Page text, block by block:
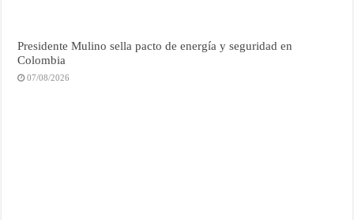
Presidente Mulino sella pacto de energía y seguridad en
Colombia
07/08/2026